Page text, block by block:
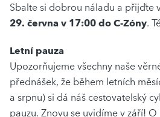
Sbalte si dobrou náladu a přijďte
29. června v 17:00 do C-Zóny.
Letní pauza
Upozorňujeme všechny naše
přednášek, že během letních
a srpnu) si dá náš cestovatelský
pauzu. Znovu se uvidíme v září!